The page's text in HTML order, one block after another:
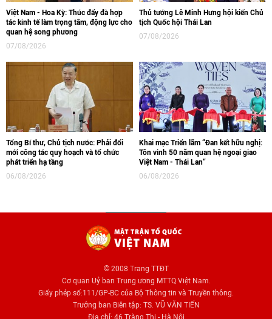
Việt Nam - Hoa Kỳ: Thúc đẩy đà hợp
tác kinh tế làm trọng tâm, động lực cho
quan hệ song phương
07/08/2026
Thủ tướng Lê Minh Hưng hội kiến Chủ
tịch Quốc hội Thái Lan
07/08/2026
Tổng Bí thư, Chủ tịch nước: Phải đổi
mới công tác quy hoạch và tổ chức
phát triển hạ tầng
06/08/2026
Khai mạc Triển lãm “Đan kết hữu nghị:
Tôn vinh 50 năm quan hệ ngoại giao
Việt Nam - Thái Lan“
06/08/2026
© 2008 Trang TTĐT
Cơ quan Uỷ ban Trung ương MTTQ Việt Nam.
Giấy phép số:111/GP-BC của Bộ Thông tin và Truyền thông.
Trưởng ban Biên tập: TS. VŨ VĂN TIẾN
Địa chỉ: 46 Tràng Thi - Hà Nội